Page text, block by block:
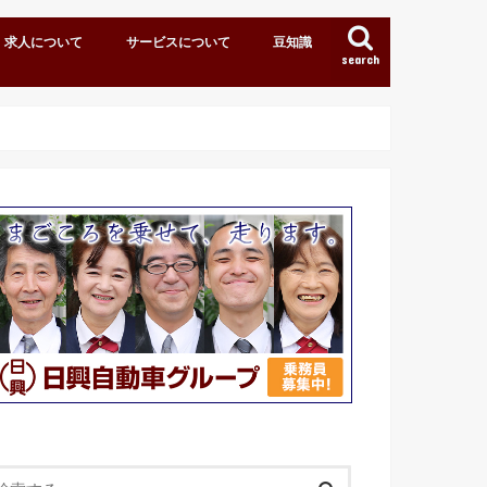
search
求人について サービスについて 豆知識